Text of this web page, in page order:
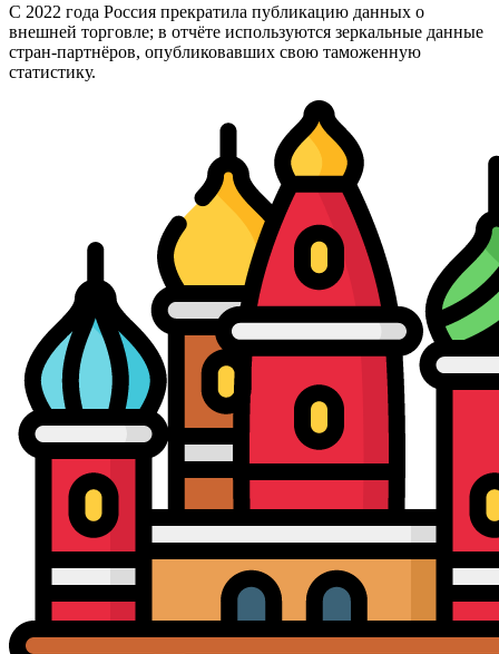
С 2022 года Россия прекратила публикацию данных о
внешней торговле; в отчёте используются зеркальные данные
стран-партнёров, опубликовавших свою таможенную
статистику.